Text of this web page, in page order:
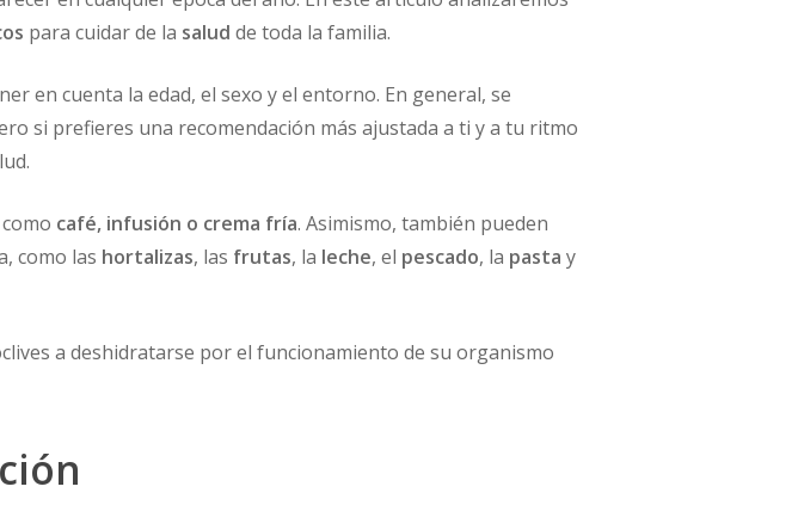
para cuidar de la salud de toda la familia.
en cuenta la edad, el sexo y el entorno. En general, se
si prefieres una recomendación más ajustada a ti y a tu ritmo
café, infusión o crema fría. Asimismo, también pueden
como las hortalizas, las frutas, la leche, el pescado, la pasta y
a deshidratarse por el funcionamiento de su organismo